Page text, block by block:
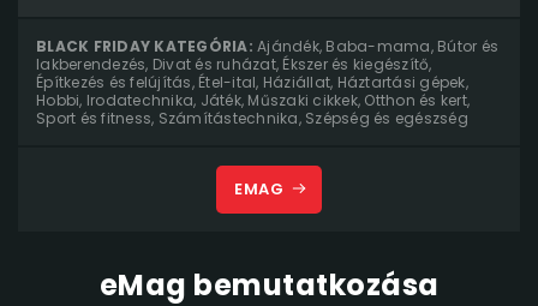
BLACK FRIDAY KATEGÓRIA: Ajándék, Baba-mama, Bútor és
lakberendezés, Divat és ruházat, Ékszer és kiegészítő,
Építkezés és felújítás, Étel-ital, Háziállat, Háztartási gépek,
Hobbi, Irodatechnika, Játék, Műszaki cikkek, Otthon és kert,
Sport és fitness, Számítástechnika, Szépség és egészség
EMAG
eMag bemutatkozása